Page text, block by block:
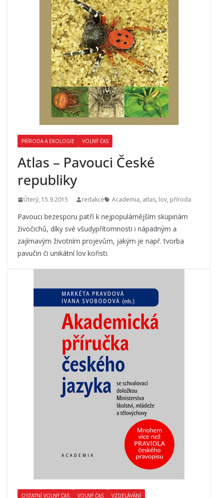
PŘÍRODA A EKOLOGIE VOLNÝ ČAS
Atlas – Pavouci České
republiky
Úterý, 15.9.2015 redakce Academia, atlas, lov, příroda
Pavouci bezesporu patří k nejpopulárnějším skupinám
živočichů, díky své všudypřítomnosti i nápadným a
zajímavým životním projevům, jakým je např. tvorba
pavučin či unikátní lov kořisti.
OSTATNÍ VOLNÝ ČAS VOLNÝ ČAS VZDĚLÁVÁNÍ